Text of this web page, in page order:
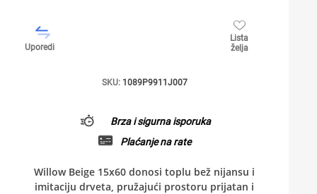
Uporedi
Lista
želja
SKU: 1089P9911J007
Brza i sigurna isporuka
Plaćanje na rate
Willow Beige 15x60 donosi toplu bež nijansu i
imitaciju drveta, pružajući prostoru prijatan i